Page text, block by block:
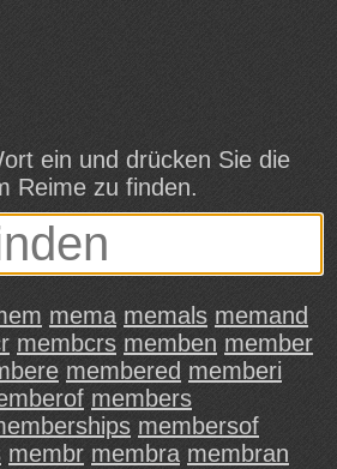
ein und drücken Sie die
Reime zu finden.
mema memals memand
membcrs memben member
membered memberi
members
membersof
membr membra membran